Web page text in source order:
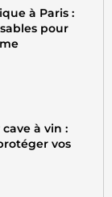
à Paris :
pour
à vin :
vos